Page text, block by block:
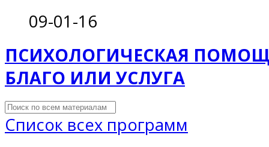
09-01-16
ПСИХОЛОГИЧЕСКАЯ
БЛАГО ИЛИ УСЛУГА
Список всех программ